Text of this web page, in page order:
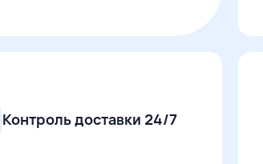
Контроль доставки 24/7